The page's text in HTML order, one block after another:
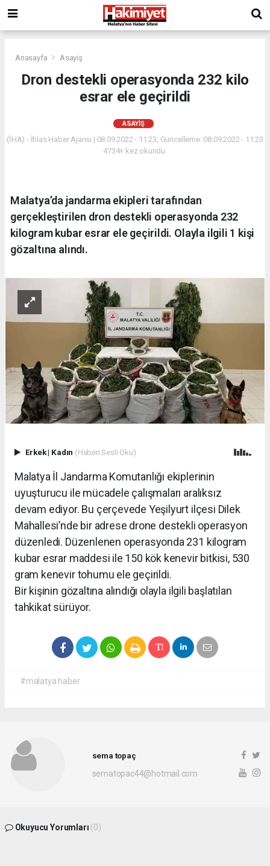
Anasayfa Asayiş
Dron destekli operasyonda 232 kilo
esrar ele geçirildi
ASAYIŞ
(İHA) - İhlas Haber Ajansı | 08.09.2022 - 11:23, Güncelleme: 08.09.2022 - 11:23
4734+ kez okundu.
Malatya’da jandarma ekipleri tarafından
gerçekleştirilen dron destekli operasyonda 232
kilogram kubar esrar ele geçirildi. Olayla ilgili 1 kişi
gözaltına alındı.
Erkek| Kadın (Haberi Sesli Oku)
Malatya İl Jandarma Komutanlığı ekiplerinin
uyuşturucu ile mücadele çalışmaları aralıksız
devam ediyor. Bu çerçevede Yeşilyurt ilçesi Dilek
Mahallesi’nde bir adrese drone destekli operasyon
düzenledi. Düzenlenen operasyonda 231 kilogram
kubar esrar maddesi ile 150 kök kenevir bitkisi, 530
gram kenevir tohumu ele geçirildi.
Bir kişinin gözaltına alındığı olayla ilgili başlatılan
tahkikat sürüyor.
#malatya haber
sema topaç
sematopac44@hotmail.com
Okuyucu Yorumları (0)